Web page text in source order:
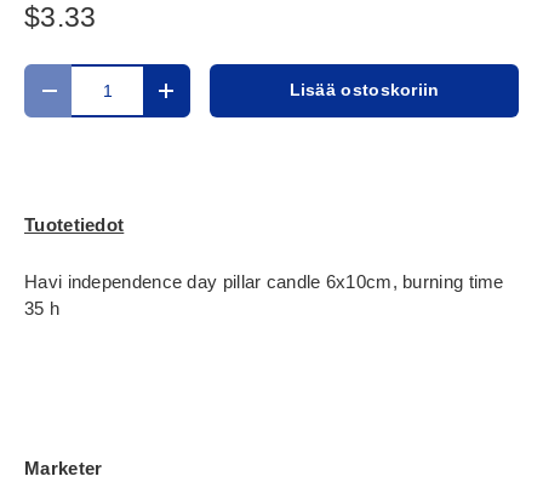
$3.33
Määrä
Translation missing: fi.cart.items.decrease_quantity
Translation missing:Lisää ostoskoriin
Tuotetiedot
Havi independence day pillar candle 6x10cm, burning time
35 h
Marketer